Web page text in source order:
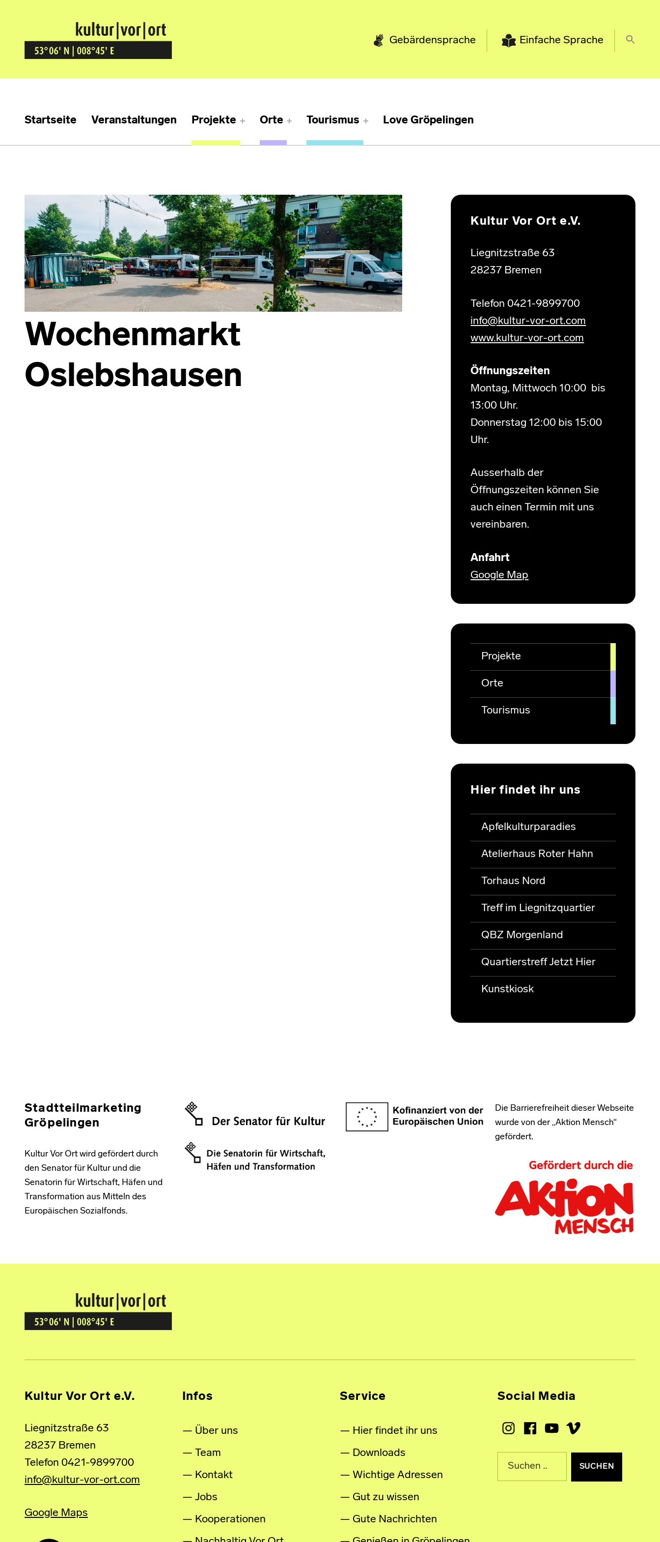
Kultur Vor Ort
BREMEN GRÖPELINGEN Gebärdensprache Einfache Sprache
Startseite Veranstaltungen Projekte Orte Tourismus Love Gröpelingen
Wochenmarkt
Oslebshausen
Kultur Vor Ort e.V.
Liegnitzstraße 63
28237 Bremen
Telefon 0421-9899700
info@kultur-vor-ort.com
www.kultur-vor-ort.com
Öffnungszeiten
Montag, Mittwoch 10:00 bis
13:00 Uhr.
Donnerstag 12:00 bis 15:00
Uhr.
Ausserhalb der
Öffnungszeiten können Sie
auch einen Termin mit uns
vereinbaren.
Anfahrt
Google Map
Projekte
Orte
Tourismus
Hier findet ihr uns
Apfelkulturparadies
Atelierhaus Roter Hahn
Torhaus Nord
Treff im Liegnitzquartier
QBZ Morgenland
Quartierstreff Jetzt Hier
Kunstkiosk
Stadtteilmarketing
Gröpelingen
Kultur Vor Ort wird gefördert durch
den Senator für Kultur und die
Senatorin für Wirtschaft, Häfen und
Transformation aus Mitteln des
Europäischen Sozialfonds.
Die Barrierefreiheit dieser Webseite
wurde von der „Aktion Mensch“
gefördert.
Kultur Vor Ort
BREMEN GRÖPELINGEN
Kultur Vor Ort e.V.
Liegnitzstraße 63
28237 Bremen
Telefon 0421-9899700
info@kultur-vor-ort.com
Google Maps
Infos
Über uns
Team
Kontakt
Jobs
Kooperationen
Service
Hier findet ihr uns
Downloads
Wichtige Adressen
Gut zu wissen
Gute Nachrichten
Social Media
InstagramFacebookYoutubeVimeo
Suche nach: